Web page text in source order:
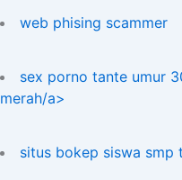
web phising scammer
sex porno tante umur
merah/a>
situs bokep siswa smp